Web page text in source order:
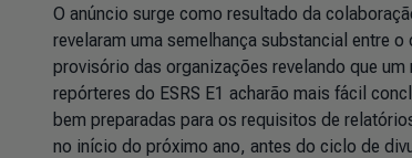
O anúncio surge como resultado da
revelaram uma semelhança substancial entre
provisório das organizações revelando que
repórteres do ESRS E1 acharão mais fácil
bem preparadas para os requisitos de
no início do próximo ano, antes do ciclo de